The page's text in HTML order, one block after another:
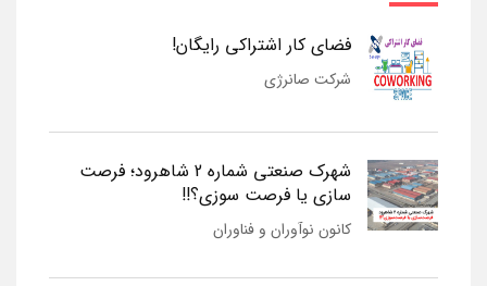
فضای کار اشتراکی رایگان!
شرکت صانرژی
شهرک صنعتی شماره 2 شاهرود؛ فرصت
سازی یا فرصت سوزی؟!!
کانون نوآوران و فناوران